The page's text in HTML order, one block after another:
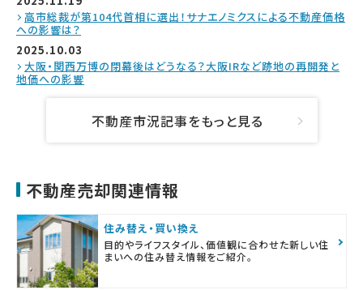
高市総裁が第104代首相に選出！サナエノミクスによる不動産価格
への影響は？
2025.10.03
大阪・関西万博の閉幕後はどうなる？大阪IRなど跡地の再開発と
地価への影響
不動産市況記事をもっと見る
不動産売却関連情報
住み替え・買い換え
目的やライフスタイル、価値観に合わせた新しい住
まいへの住み替え情報をご紹介。